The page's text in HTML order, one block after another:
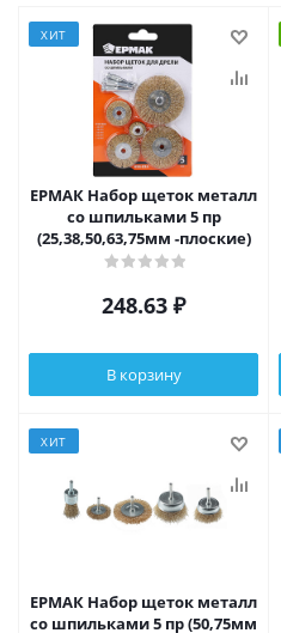
ХИТ
ЕРМАК Набор щеток металл
со шпильками 5 пр
(25,38,50,63,75мм -плоские)
248.63 ₽
В корзину
ХИТ
ЕРМАК Набор щеток металл
со шпильками 5 пр (50,75мм